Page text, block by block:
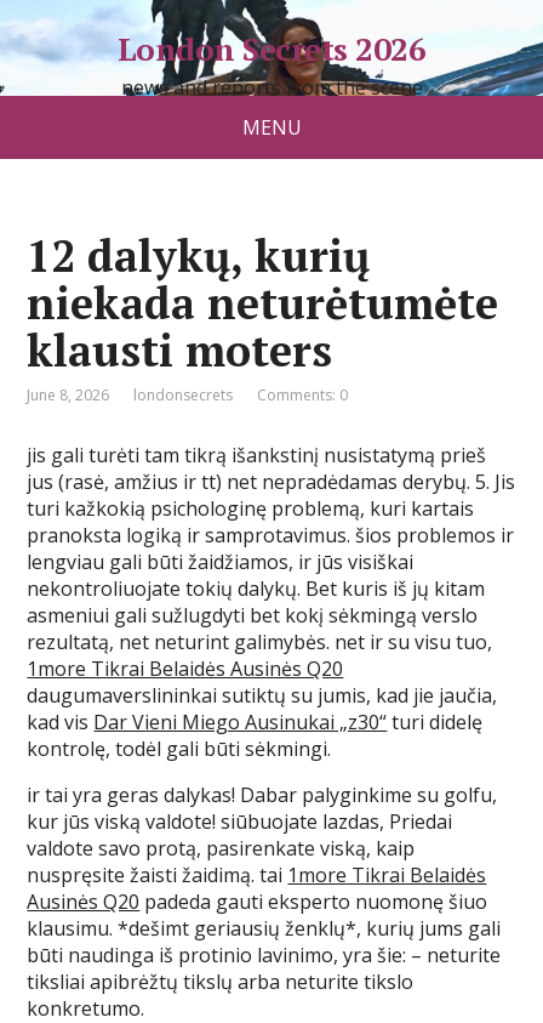
London Secrets 2026
news and reports from the scene
MENU
12 dalykų, kurių
niekada neturėtumėte
klausti moters
June 8, 2026 londonsecrets Comments: 0
jis gali turėti tam tikrą išankstinį nusistatymą prieš
jus (rasė, amžius ir tt) net nepradėdamas derybų. 5. Jis
turi kažkokią psichologinę problemą, kuri kartais
pranoksta logiką ir samprotavimus. šios problemos ir
lengviau gali būti žaidžiamos, ir jūs visiškai
nekontroliuojate tokių dalykų. Bet kuris iš jų kitam
asmeniui gali sužlugdyti bet kokį sėkmingą verslo
rezultatą, net neturint galimybės. net ir su visu tuo,
1more Tikrai Belaidės Ausinės Q20
daugumaverslininkai sutiktų su jumis, kad jie jaučia,
kad vis Dar Vieni Miego Ausinukai „z30“turi didelę
kontrolę, todėl gali būti sėkmingi.
ir tai yra geras dalykas! Dabar palyginkime su golfu,
kur jūs viską valdote! siūbuojate lazdas, Priedai
valdote savo protą, pasirenkate viską, kaip
nuspręsite žaisti žaidimą. tai 1more Tikrai Belaidės
Ausinės Q20 padeda gauti eksperto nuomonę šiuo
klausimu. *dešimt geriausių ženklų*, kurių jums gali
būti naudinga iš protinio lavinimo, yra šie: – neturite
tiksliai apibrėžtų tikslų arba neturite tikslo
konkretumo.